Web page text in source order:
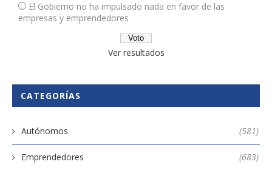
El Gobierno no ha impulsado nada en favor de las
empresas y emprendedores
Ver resultados
CATEGORÍAS
Autónomos (581)
Emprendedores (683)